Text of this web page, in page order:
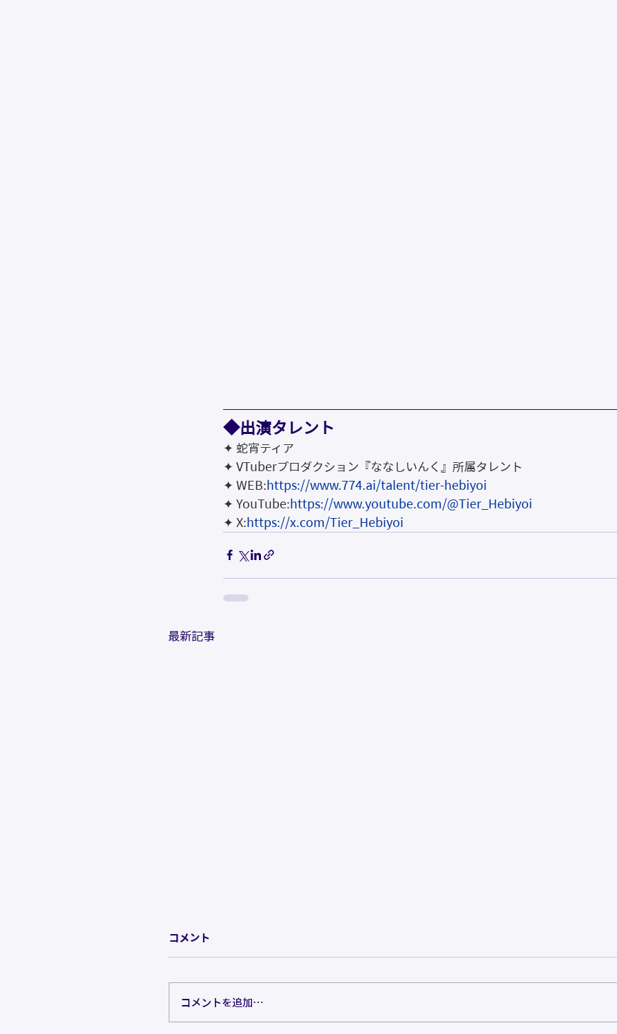
◆出演タレント
✦ 蛇宵ティア
✦ VTuberプロダクション『ななしいんく』所属タレント
✦ WEB: https://www.774.ai/talent/tier-hebiyoi
✦ YouTube: https://www.youtube.com/@Tier_Hebiyoi
✦ X: https://x.com/Tier_Hebiyoi
最新記事
コメント
コメントを追加…